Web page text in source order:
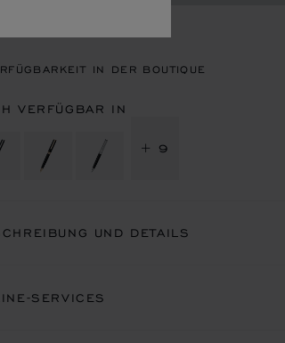
IN DER BOUTIQUE
VERFÜGBAR IN
+ 9
UND DETAILS
SERVICES